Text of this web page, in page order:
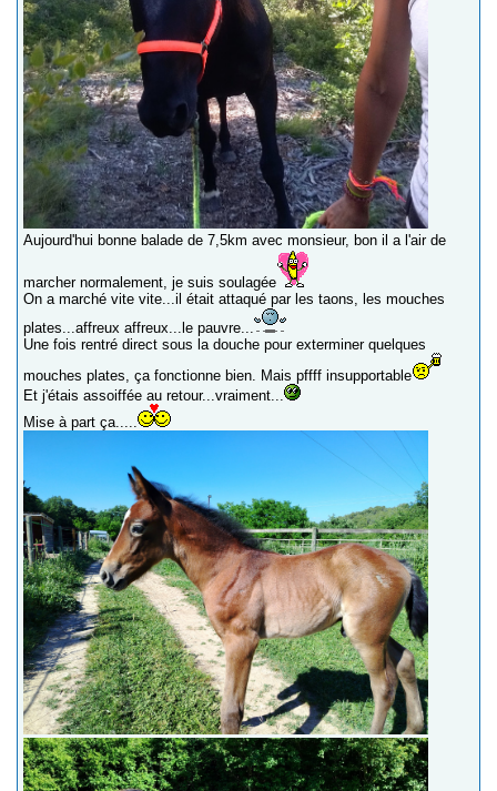
Aujourd'hui bonne balade de 7,5km avec monsieur, bon il a l'air de
marcher normalement, je suis soulagée
On a marché vite vite...il était attaqué par les taons, les mouches
plates...affreux affreux...le pauvre...
Une fois rentré direct sous la douche pour exterminer quelques
mouches plates, ça fonctionne bien. Mais pffff insupportable
Et j'étais assoiffée au retour...vraiment...
Mise à part ça.....